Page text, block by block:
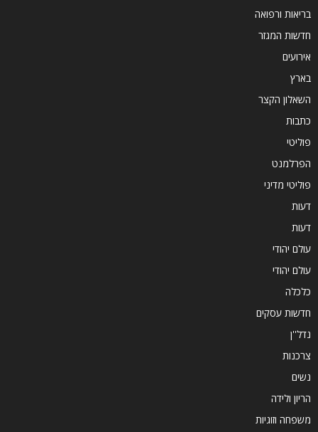
בריאות ורפואה
חדשות המגזר
אירועים
בארץ
השאלון הקצר
כתבות
פוליטי
הפרלמנט
פוליטי מדיני
דעות
דעות
עולם יהודי
עולם יהודי
כלכלה
חדשות עסקים
נדל''ן
צרכנות
נשים
הריון ולידה
משפחה וזוגיות